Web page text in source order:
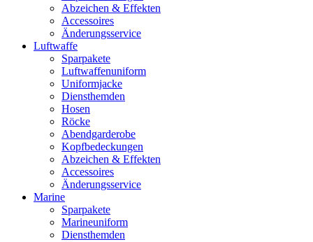
Abzeichen & Effekten
Accessoires
Änderungsservice
Luftwaffe
Sparpakete
Luftwaffenuniform
Uniformjacke
Diensthemden
Hosen
Röcke
Abendgarderobe
Kopfbedeckungen
Abzeichen & Effekten
Accessoires
Änderungsservice
Marine
Sparpakete
Marineuniform
Diensthemden